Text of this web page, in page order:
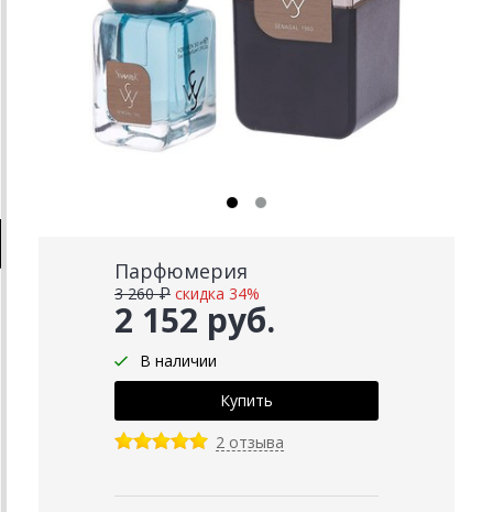
Парфюмерия
2 152 руб.
3 260 ₽ скидка 34%
В наличии
2 отзыва